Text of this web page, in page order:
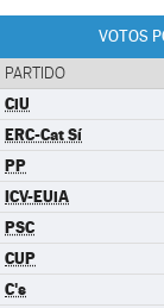
VOTOS
PARTIDO
CiU
ERC-Cat Sí
PP
ICV-EUiA
PSC
CUP
C's